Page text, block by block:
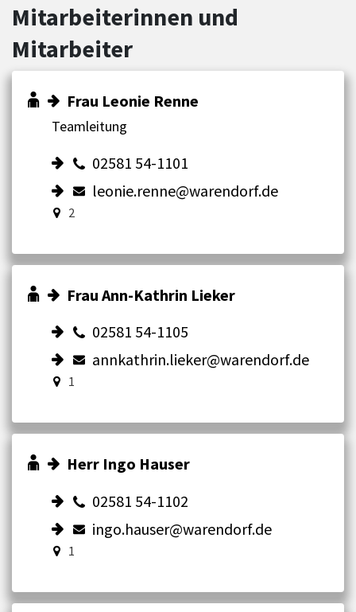
Mitarbeiterinnen und
Mitarbeiter
Frau Leonie Renne
Teamleitung
02581 54-1101
leonie.renne@warendorf.de
2
Frau Ann-Kathrin Lieker
02581 54-1105
annkathrin.lieker@warendorf.de
1
Herr Ingo Hauser
02581 54-1102
ingo.hauser@warendorf.de
1